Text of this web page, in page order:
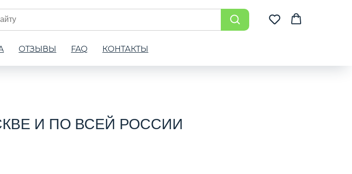
ОТЗЫВЫ FAQ КОНТАКТЫ
И ПО ВСЕЙ РОССИИ